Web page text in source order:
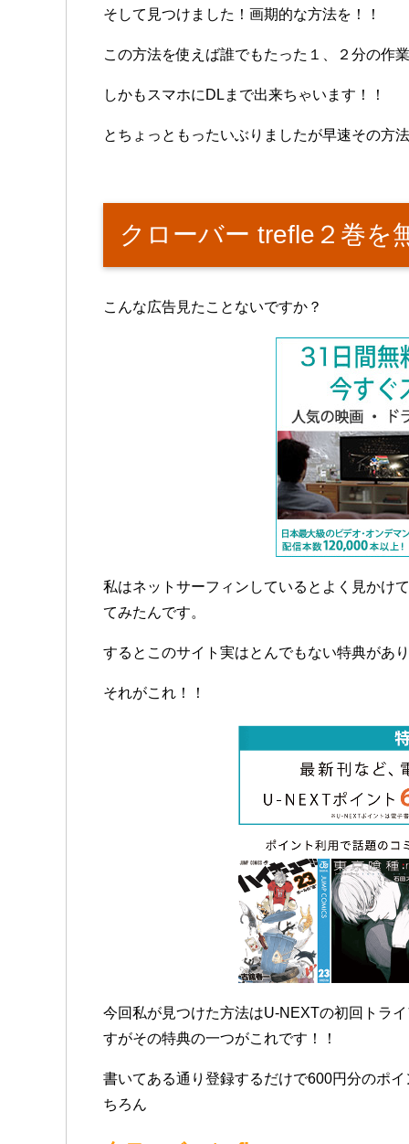
そして見つけました！画期的な方法を！！
この方法を使えば誰でもたった１、２分の作
しかもスマホにDLまで出来ちゃいます！！
とちょっともったいぶりましたが早速その方
クローバー trefle２巻を
こんな広告見たことないですか？
私はネットサーフィンしているとよく見かけ
てみたんです。
するとこのサイト実はとんでもない特典があり
それがこれ！！
今回私が見つけた方法はU-NEXTの初回トラ
すがその特典の一つがこれです！！
書いてある通り登録するだけで600円分のポ
ちろん